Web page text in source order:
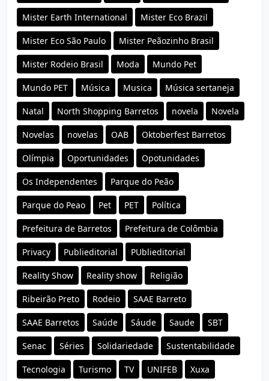
Mister Earth International Mister Eco Brazil
Mister Eco São Paulo Mister Peãozinho Brasil
Mister Rodeio Brasil Moda Mundo Pet
Mundo PET Música Musica Música sertaneja
Natal North Shopping Barretos novela Novela
Novelas novelas OAB Oktoberfest Barretos
Olímpia Oportunidades Opotunidades
Os Independentes Parque do Peão
Parque do Peao Pet PET Política
Prefeitura de Barretos Prefeitura de Colômbia
Privacy Publieditorial PUblieditorial
Reality Show Reality show Religião
Ribeirão Preto Rodeio SAAE Barreto
SAAE Barretos Saúde Sáude Saude SBT
Senac Séries Solidariedade Sustentabilidade
Tecnologia Turismo TV UNIFEB Xuxa